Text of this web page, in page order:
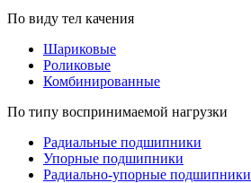
По виду тел качения
Шариковые
Роликовые
Комбинированные
По типу воспринимаемой нагрузки
Радиальные подшипники
Упорные подшипники
Радиально-упорные подшипники